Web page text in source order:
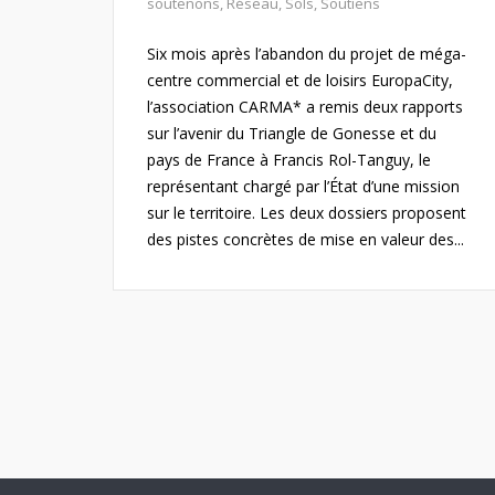
Six mois après l’abandon du projet de méga-
centre commercial et de loisirs EuropaCity,
l’association CARMA* a remis deux rapports
sur l’avenir du Triangle de Gonesse et du
pays de France à Francis Rol-Tanguy, le
représentant chargé par l’État d’une mission
sur le territoire. Les deux dossiers proposent
des pistes concrètes de mise en valeur des...
publications